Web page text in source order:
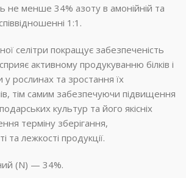
не менше 34% азоту в амонійній та
1:1.
селітри покращує забезпеченість
активному продукуванню білків і
у рослинах та зростання їх
тім самим забезпечуючи підвищення
культур та його якісніх
терміну зберігання,
та лежкості продукції.
(N) — 34%.